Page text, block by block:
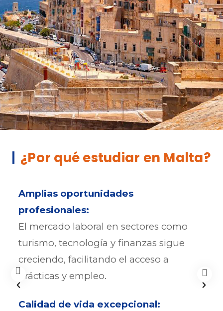
¿Por qué estudiar en Malta?
Amplias oportunidades
profesionales:
El mercado laboral en sectores como
turismo, tecnología y finanzas sigue
creciendo, facilitando el acceso a
prácticas y empleo.
Calidad de vida excepcional: